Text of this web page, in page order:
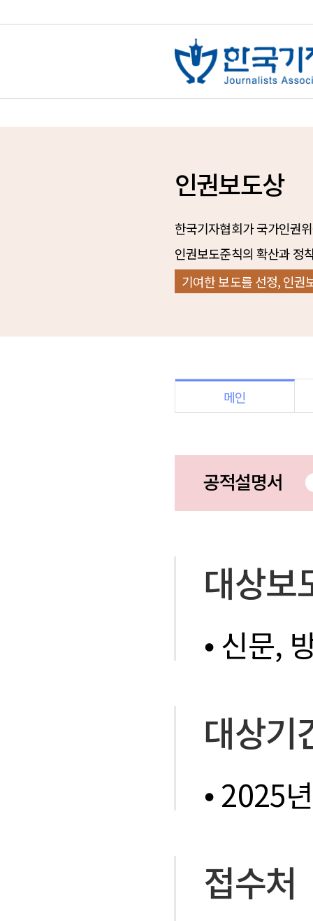
인권보도상
한국기자협회가 국가인권
인권보도준칙의 확산과 정
기여한 보도를 선정, 인권
메인
공적설명서
대상보
⦁ 신문,
대상기
⦁ 2025
접수처